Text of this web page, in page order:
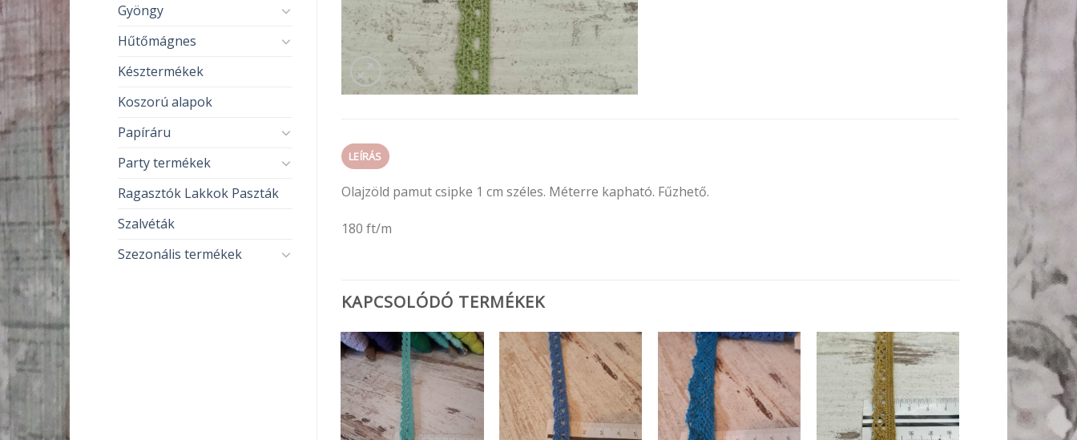
Gyöngy
Hűtőmágnes
Késztermékek
Koszorú alapok
Papíráru
Party termékek
Ragasztók Lakkok Paszták
Szalvéták
Szezonális termékek
LEÍRÁS
Olajzöld pamut csipke 1 cm széles. Méterre kapható. Fűzhető.
180 ft/m
KAPCSOLÓDÓ TERMÉKEK